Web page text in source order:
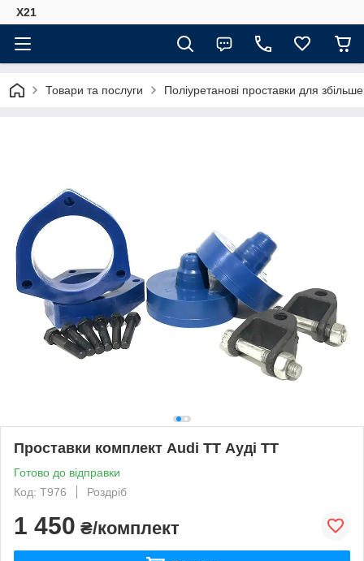
Х21
Товари та послуги Поліуретанові проставки для
Проставки комплект Audi TT Ауді ТТ
Готово до відправки
Код: T976
Роздріб
1 450 ₴/комплект